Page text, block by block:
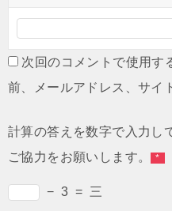
次回のコメントで使用す
前、メールアドレス、サイ
計算の答えを数字で入力し
ご協力をお願いします。 *
− 3 = 三